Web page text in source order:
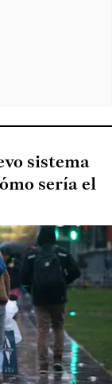
sistema
sería el